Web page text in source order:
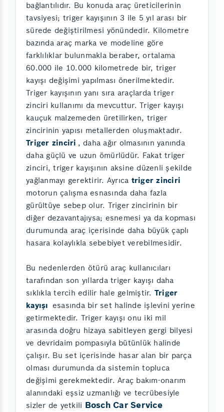
bağlantılıdır. Bu konuda araç üreticilerinin
tavsiyesi; triger kayışının 3 ile 5 yıl arası bir
sürede değiştirilmesi yönündedir. Kilometre
bazında araç marka ve modeline göre
farklılıklar bulunmakla beraber, ortalama
60.000 ile 10.000 kilometrede bir, triger
kayışı değişimi yapılması önerilmektedir.
Triger kayışının yanı sıra araçlarda triger
zinciri kullanımı da mevcuttur. Triger kayışı
kauçuk malzemeden üretilirken, triger
zincirinin yapısı metallerden oluşmaktadır.
Triger zinciri , daha ağır olmasının yanında
daha güçlü ve uzun ömürlüdür. Fakat triger
zinciri, triger kayışının aksine düzenli şekilde
yağlanmayı gerektirir. Ayrıca triger zinciri
motorun çalışma esnasında daha fazla
gürültüye sebep olur. Triger zincirinin bir
diğer dezavantajıysa; esnemesi ya da kopması
durumunda araç içerisinde daha büyük çaplı
hasara kolaylıkla sebebiyet verebilmesidir.
Bu nedenlerden ötürü araç kullanıcıları
tarafından son yıllarda triger kayışı daha
sıklıkla tercih edilir hale gelmiştir. Triger
kayışı esasında bir set halinde işlevini yerine
getirmektedir. Triger kayışı onu iki mil
arasında doğru hizaya sabitleyen gergi bilyesi
ve devridaim pompasıyla bütünlük halinde
çalışır. Bu set içerisinde hasar alan bir parça
olması durumunda da sistemin topluca
değişimi gerekmektedir. Araç bakım-onarım
alanındaki eşsiz uzmanlığı ve tecrübesiyle
sizler de yetkili Bosch Car Service